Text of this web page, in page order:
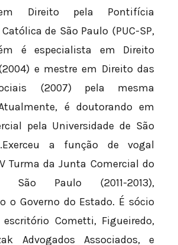
Direito pela Pontifícia
de São Paulo (PUC-SP,
é especialista em Direito
e mestre em Direito das
(2007) pela mesma
é doutorando em
pela Universidade de São
a função de vogal
Turma da Junta Comercial do
São Paulo (2011-2013),
o Governo do Estado. É sócio
Cometti, Figueiredo,
Advogados Associados, e